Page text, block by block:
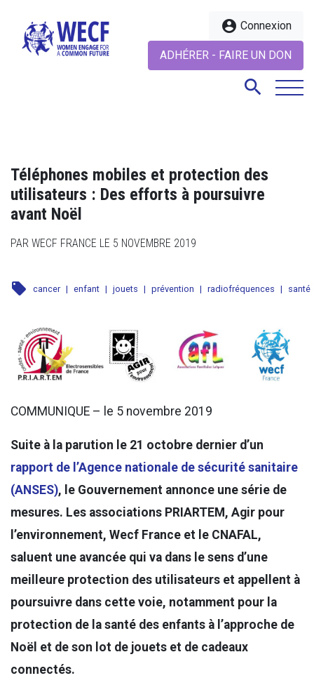
account_circle Connexion
ADHÉRER - FAIRE UN DON
search
Téléphones mobiles et protection des
utilisateurs : Des efforts à poursuivre
avant Noël
PAR WECF FRANCE LE 5 NOVEMBRE 2019
local_offer cancer | enfant | jouets | prévention | radiofréquences | santé
COMMUNIQUE – le 5 novembre 2019
Suite à la parution le 21 octobre dernier d’un
rapport de l’Agence nationale de sécurité sanitaire
(ANSES), le Gouvernement annonce une série de
mesures. Les associations PRIARTEM, Agir pour
l’environnement, Wecf France et le CNAFAL,
saluent une avancée qui va dans le sens d’une
meilleure protection des utilisateurs et appellent à
poursuivre dans cette voie, notamment pour la
protection de la santé des enfants à l’approche de
Noël et de son lot de jouets et de cadeaux
connectés.